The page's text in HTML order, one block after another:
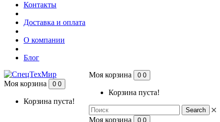
Контакты
Доставка и оплата
О компании
Блог
Моя корзина 0 0
Корзина пуста!
Search
Моя корзина 0 0
Моя корзина 0 0
Корзина пуста!